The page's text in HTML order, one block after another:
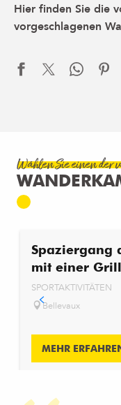
Hier finden Sie die
vorgeschlagenen
Wählen Sie einen der
Spaziergang
mit einer
SPORTAKTIVITÄTEN
Bellevaux
MEHR